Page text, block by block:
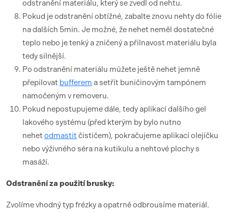
odstranění materiálu, který se zvedl od nehtu.
Pokud je odstranění obtížné, zabalte znovu nehty do fólie
na dalších 5min. Je možné, že nehet neměl dostatečné
teplo nebo je tenký a zničený a přilnavost materiálu byla
tedy silnější.
Po odstranění materiálu můžete ještě nehet jemně
přepilovat bufferem a setřít buničinovým tampónem
namočeným v removeru.
Pokud nepostupujeme dále, tedy aplikací dalšího gel
lakového systému (před kterým by bylo nutno
nehetodmastitčističem), pokračujeme aplikací olejíčku
nebo výživného séra na kutikulu a nehtové plochy s
masáží.
Odstranění za použití brusky:
Zvolíme vhodný typ frézky a opatrně odbrousíme materiál.